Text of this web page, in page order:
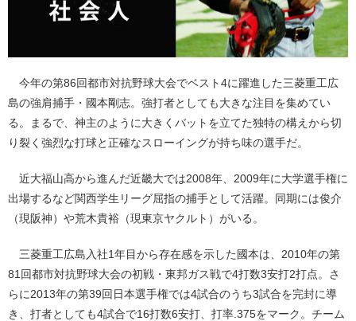
今年の第86回都市対抗野球大会でベスト4に躍進した三菱重工広
島の強肩捕手・國本剛志。強打者としても大きな注目を集めてい
る。まるで、神主のように大きくバットを立てた独特の構えから切
り裂く強烈な打球と正確なスローイングが持ち味の選手だ。
近大福山高から進んだ近畿大では2008年、2009年に大学選手権に
出場するなど関西学生リーグ屈指の捕手として活躍。同期には俊介
（現阪神）や荒木貴裕（現東京ヤクルト）がいる。
三菱重工広島入社1年目から存在感を示した國本は、2010年の第
81回都市対抗野球大会の初戦・東邦ガス戦で4打数3安打2打点。さ
らに2013年の第39回日本選手権では4試合のうち3試合を完封に導
き、打者としても4試合で16打数6安打、打率.375をマーク。チーム